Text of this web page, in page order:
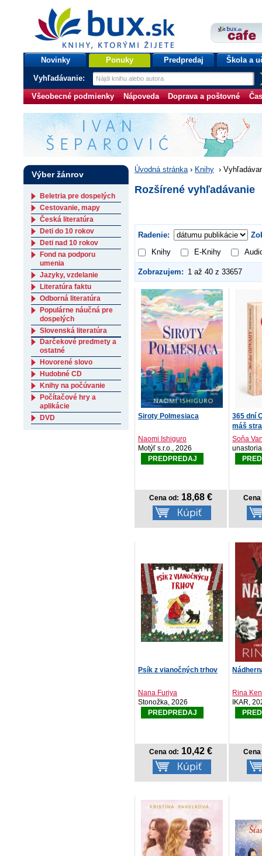
bux.sk
knihy, ktorými žijete
Úvodná stránka
Novinky Ponuky Predpredaj Škola a
Vyhľadávanie:
Všeobecné podmienky Nápoveda Doprava a poštovné
Úvodná stránka› Knihy ›
Rozšírené vyhľadávanie
Radenie:
Knihy
E-Knihy
Zobrazujem: 1 až 40 z 33657
Siroty Polmesiaca
Naomi Ishiguro
Motýľ s.r.o., 2026
PREDPREDAJ
Cena od: 18,68 €
365 dní
máš
Soňa
Psík z vianočných trhov
Nana Furiya
Stonožka, 2026
PREDPREDAJ
Cena od: 10,42 €
Rina
IKAR,
Výber žánrov
Beletria pre dospelých
Cestovanie, mapy
Česká literatúra
Deti do 10 rokov
Deti nad 10 rokov
Fond na podporu
umenia
Jazyky, vzdelanie
Literatúra faktu
Odborná literatúra
Populárne náučná pre
dospelých
Slovenská literatúra
Darčekové predmety a
ostatné
Hovorené slovo
Hudobné CD
Knihy na počúvanie
Počítačové hry a
aplikácie
DVD